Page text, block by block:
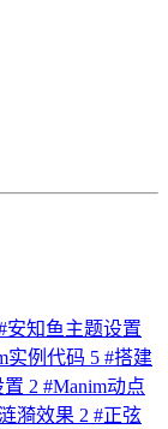
安知鱼主题设置
实例代码 5 #搭建
置 2 #Manim动点
漪效果 2 #正弦